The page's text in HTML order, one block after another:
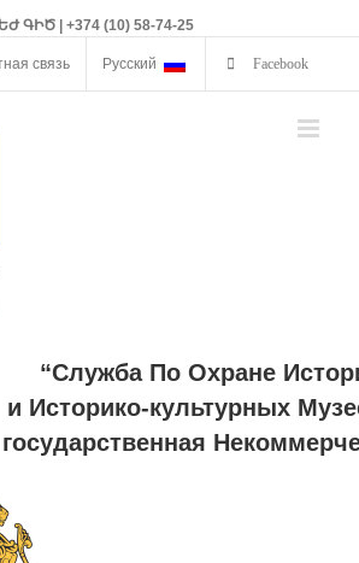
ԳԻԾ | +374 (10) 58-74-25
связь Русский Facebook
“Служба По Охране
и Историко-культурных
государственная